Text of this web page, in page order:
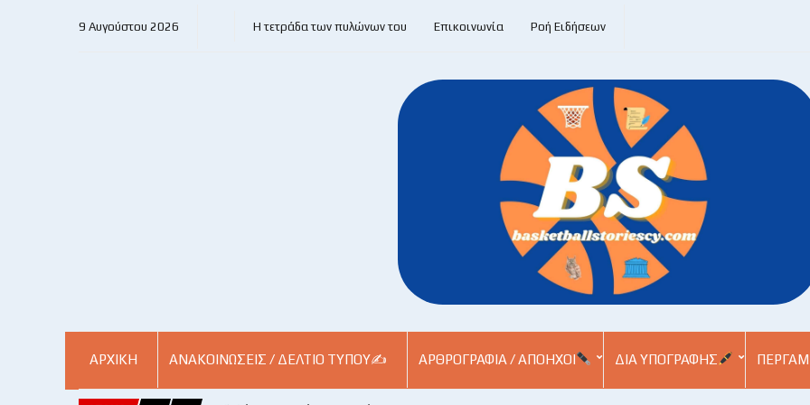
9 Αυγούστου 2026 Η τετράδα των πυλώνων του Επικοινωνία Ροή Ειδήσεων
ΑΡΧΙΚΗ ΑΝΑΚΟΙΝΏΣΕΙΣ / ΔΕΛΤΊΟ ΤΎΠΟΥ✍ ΑΡΘΡΟΓΡΑΦΊΑ / ΑΠΌΗΧΟΙ ΔΙΑ ΥΠΟΓΡΑΦΉΣ